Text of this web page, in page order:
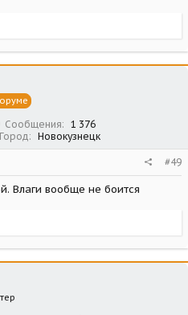
Сообщения
1 376
Город Новокузнецк
#49
Влаги вообще не боится